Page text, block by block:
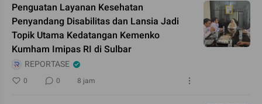
Penguatan Layanan Kesehatan
Penyandang Disabilitas dan Lansia Jadi
Topik Utama Kedatangan Kemenko
Kumham Imipas RI di Sulbar
REPORTASE
0 0 8 jam